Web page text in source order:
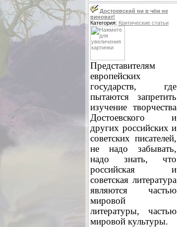
Достоевский ни в чём не
виноват!
Категория: Критические статьи
Представителям
европейских
государств, где
пытаются запретить
изучение творчества
Достоевского и
других российских и
советских писателей,
не надо забывать,
надо знать, что
российская и
советская литература
являются частью
мировой
литературы, частью
мировой культуры.